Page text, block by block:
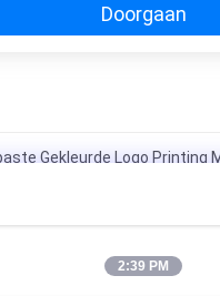
Doorgaan
Gekleurde Logo Printing
van de
het Schermdruk
2:39 PM